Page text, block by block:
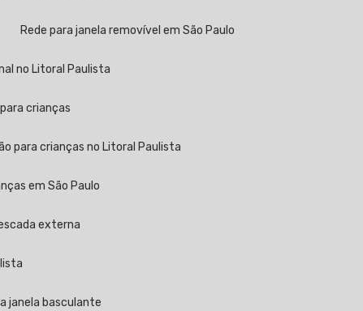
Rede para janela removível em São Paulo
no Litoral Paulista
crianças
para crianças no Litoral Paulista
em São Paulo
externa
janela basculante